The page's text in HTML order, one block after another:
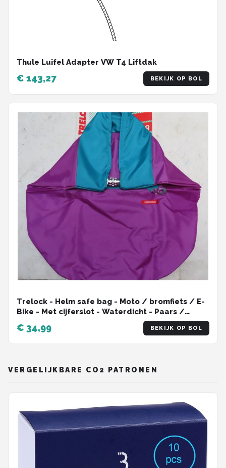
Thule Luifel Adapter VW T4 Liftdak
€ 143,27 BEKIJK OP BOL
Trelock - Helm safe bag - Moto / bromfiets / E-
Bike - Met cijferslot - Waterdicht - Paars /
€ 34,99 BEKIJK OP BOL
VERGELIJKBARE CO2 PATRONEN